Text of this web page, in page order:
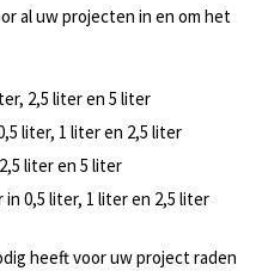
al uw projecten in en om het
2,5 liter en 5 liter
liter, 1 liter en 2,5 liter
liter en 5 liter
0,5 liter, 1 liter en 2,5 liter
heeft voor uw project raden